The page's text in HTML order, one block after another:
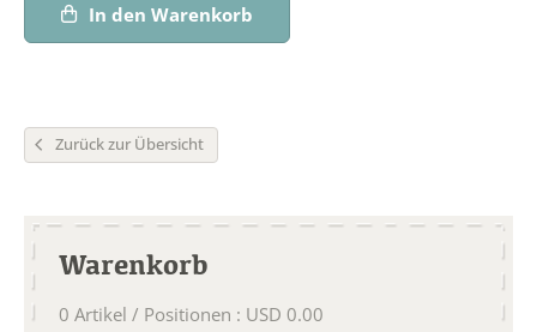
In den Warenkorb
Zurück zur Übersicht
Warenkorb
0 Artikel / Positionen : USD 0.00